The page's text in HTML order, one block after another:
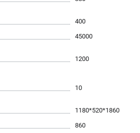
аппарат?
400
45000
1200
10
1180*520*1860
860